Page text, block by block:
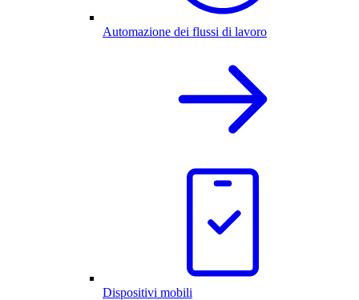
Automazione dei flussi di lavoro
Dispositivi mobili